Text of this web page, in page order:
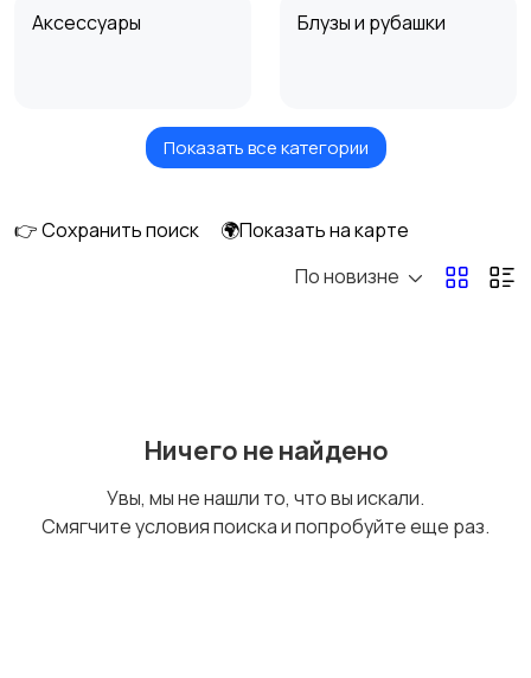
Аксессуары Блузы и рубашки
Будущим мамам Верхняя одежда
Домашняя одежда
Показать все категории
👉 Сохранить поиск
🌍Показать на карте
По новизне
Ничего не найдено
Увы, мы не нашли то, что вы искали.
Смягчите условия поиска и попробуйте еще раз.